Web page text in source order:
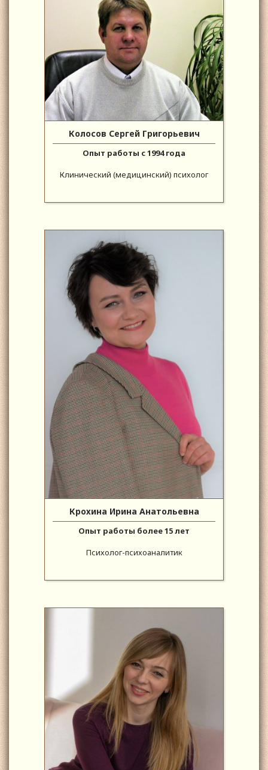
Колосов Сергей Григорьевич
Опыт работы с 1994 года
Клинический (медицинский) психолог
Крохина Ирина Анатольевна
Опыт работы более 15 лет
Психолог-психоаналитик